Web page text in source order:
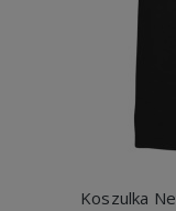
Koszulka